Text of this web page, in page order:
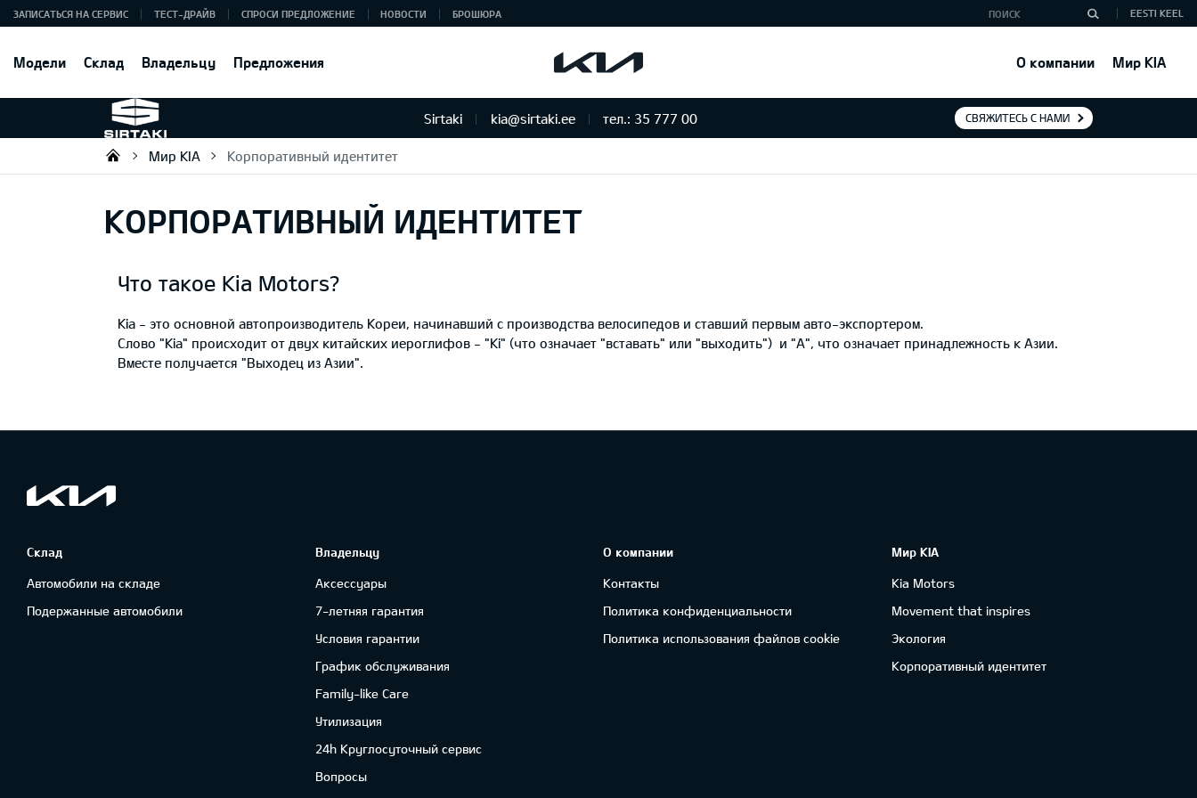
Модели Склад Владельцу Предложения О компании Мир KIA
ЗАПИСАТЬСЯ НА СЕРВИС ТЕСТ-ДРАЙВ СПРОСИ ПРЕДЛОЖЕНИЕ НОВОСТИ БРОШЮРА EESTI KEEL
Sirtaki kia@sirtaki.ee тел.: 35 777 00 СВЯЖИТЕСЬ С НАМИ
Sirtaki OÜ
Мир KIA Корпоративный идентитет
КОРПОРАТИВНЫЙ ИДЕНТИТЕТ
Что такое Kia Motors?
Kia - это основной автопроизводитель Кореи, начинавший с производства велосипедов и ставший первым авто-экспортером.
Слово "Kia" происходит от двух китайских иероглифов - "Ki" (что означает "вставать" или "выходить") и "A", что означает принадлежность к Азии.
Вместе получается "Выходец из Азии".
Склад
Автомобили на складе
Подержанные автомобили
Владельцу
Аксессуары
7-летняя гарантия
Условия гарантии
График обслуживания
Family-like Care
Утилизация
24h Круглосуточный сервис
Вопросы
О компании
Контакты
Политика конфиденциальности
Политика использования файлов cookie
Мир KIA
Kia Motors
Movement that inspires
Экология
Корпоративный идентитет